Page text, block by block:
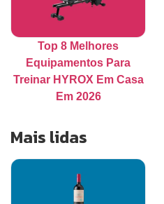
Top 8 Melhores
Equipamentos Para
Treinar HYROX Em Casa
Em 2026
Mais lidas